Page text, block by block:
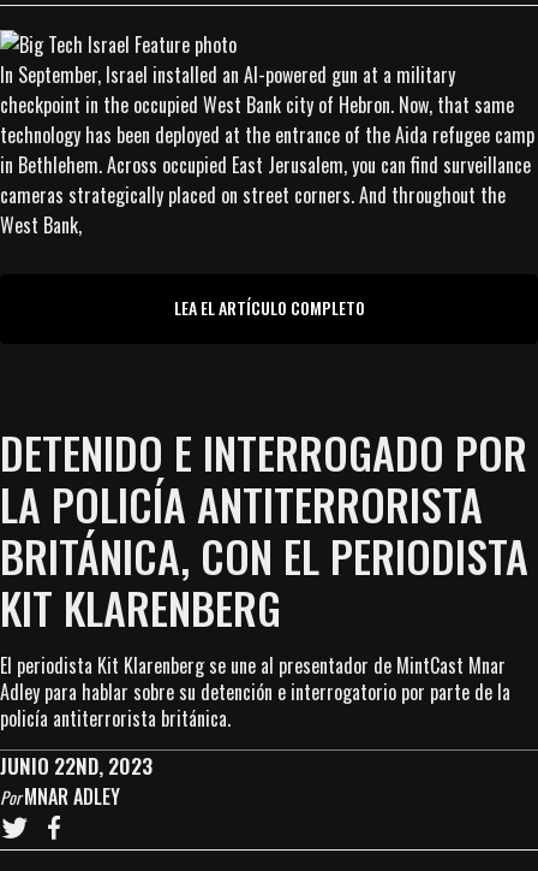
In September, Israel installed an AI-powered gun at a military
checkpoint in the occupied West Bank city of Hebron. Now, that same
technology has been deployed at the entrance of the Aida refugee camp
in Bethlehem. Across occupied East Jerusalem, you can find surveillance
cameras strategically placed on street corners. And throughout the
West Bank,
LEA EL ARTÍCULO COMPLETO
DETENIDO E INTERROGADO POR
LA POLICÍA ANTITERRORISTA
BRITÁNICA, CON EL PERIODISTA
KIT KLARENBERG
El periodista Kit Klarenberg se une al presentador de MintCast Mnar
Adley para hablar sobre su detención e interrogatorio por parte de la
policía antiterrorista británica.
JUNIO 22ND, 2023
PorMNAR ADLEY